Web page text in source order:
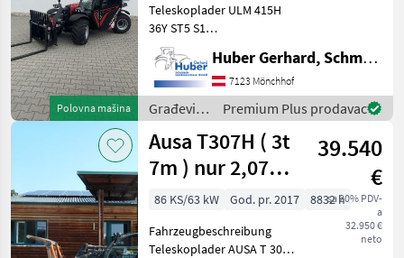
Polovna mašina
Teleskoplader ULM 415H
36Y ST5 S1
SERIENAUSSTATTUNG
Fester Teleskopstapler: -
35.1 hp YANMAR Motor
Stufe V Hubhöhe: 4.30 m -
Maximale Tragfähigkeit:
1500
Huber Gerhard, Schmiede und Landmaschinen GmbH.
7123 Mönchhof
Građevinski
strojevi /
Manitou
Premium Plus prodavac
Ausa T307H ( 3t
7m ) nur 2,07
Hoch u. 2,02
Breit !!
39.540
€
sa 20% PDV-
a
32.950 €
neto
86 KS/63 kW God. pr. 2017
8832 h
Fahrzeugbeschreibung
Teleskoplader AUSA T 307